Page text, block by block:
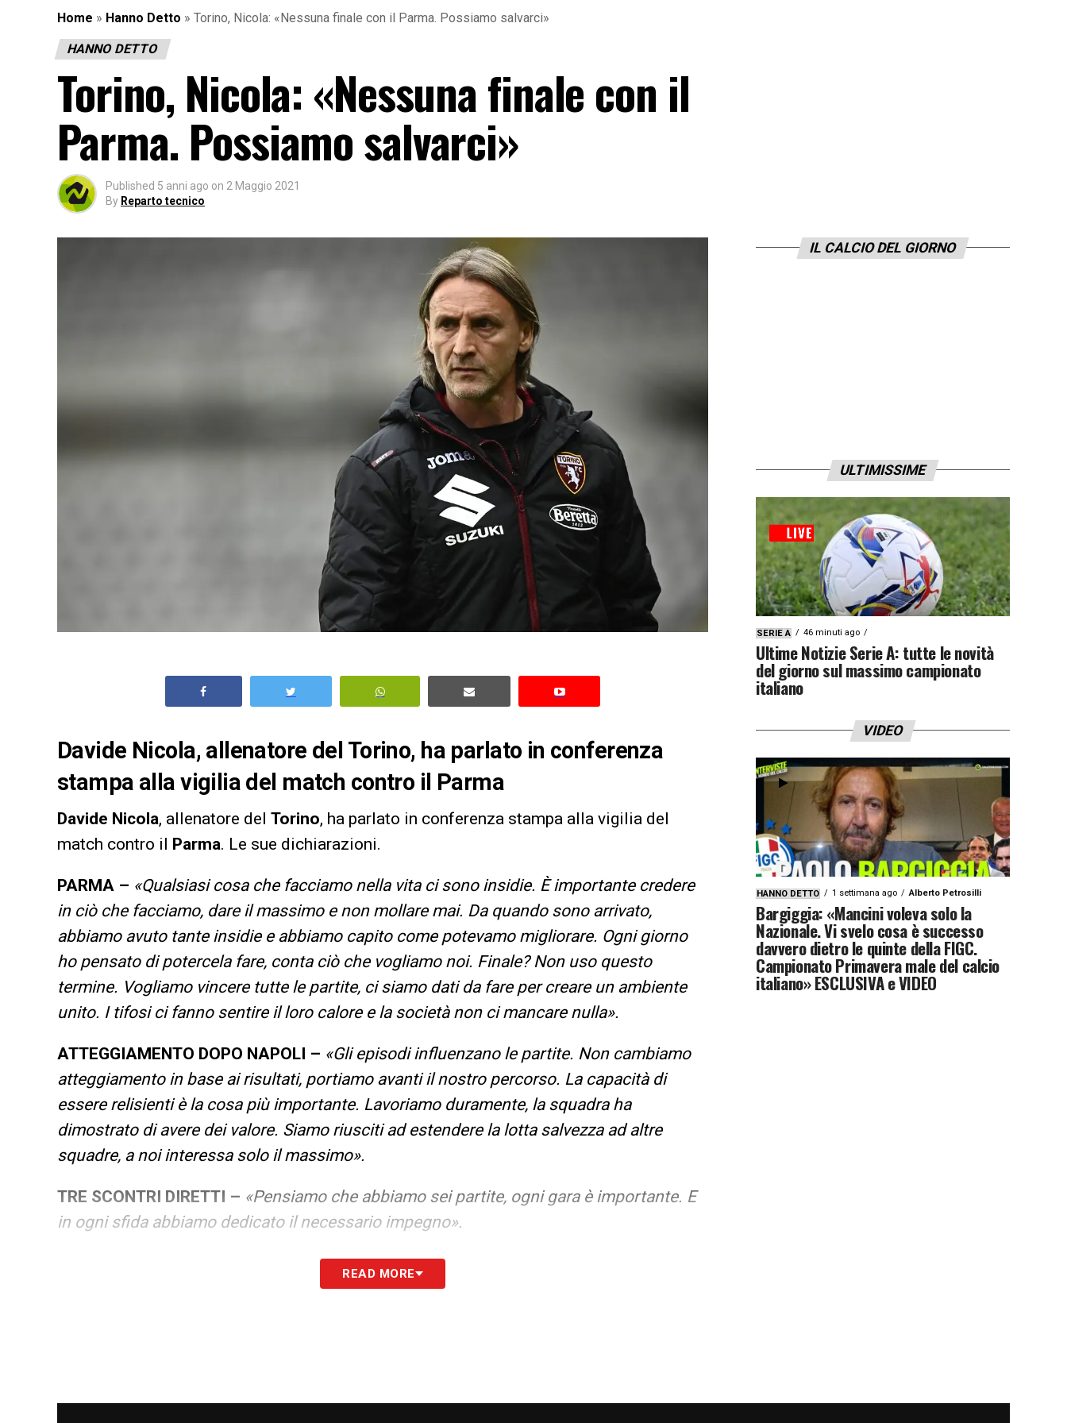
Home » Hanno Detto » Torino, Nicola: «Nessuna finale con il Parma. Possiamo salvarci»
HANNO DETTO
Torino, Nicola: «Nessuna finale con il
Parma. Possiamo salvarci»
Published 5 anni ago on 2 Maggio 2021
By Reparto tecnico
Davide Nicola, allenatore del Torino, ha parlato in conferenza
stampa alla vigilia del match contro il Parma
Davide Nicola, allenatore del Torino, ha parlato in conferenza stampa alla vigilia del
match contro il Parma. Le sue dichiarazioni.
PARMA – «Qualsiasi cosa che facciamo nella vita ci sono insidie. È importante credere
in ciò che facciamo, dare il massimo e non mollare mai. Da quando sono arrivato,
abbiamo avuto tante insidie e abbiamo capito come potevamo migliorare. Ogni giorno
ho pensato di potercela fare, conta ciò che vogliamo noi. Finale? Non uso questo
termine. Vogliamo vincere tutte le partite, ci siamo dati da fare per creare un ambiente
unito. I tifosi ci fanno sentire il loro calore e la società non ci mancare nulla».
ATTEGGIAMENTO DOPO NAPOLI – «Gli episodi influenzano le partite. Non cambiamo
atteggiamento in base ai risultati, portiamo avanti il nostro percorso. La capacità di
essere relisienti è la cosa più importante. Lavoriamo duramente, la squadra ha
dimostrato di avere dei valore. Siamo riusciti ad estendere la lotta salvezza ad altre
squadre, a noi interessa solo il massimo».
TRE SCONTRI DIRETTI – «Pensiamo che abbiamo sei partite, ogni gara è importante. E
in ogni sfida abbiamo dedicato il necessario impegno».
«Da giocatore, ma soprattutto da allenatore che hai responsabilità
personale aumenta ancora di più l’importanza. La storia si respira ovunque, è difficile al
READ MORE
IL CALCIO DEL GIORNO
ULTIMISSIME
SERIE A 46 minuti ago
Ultime Notizie Serie A: tutte le novità
del giorno sul massimo campionato
italiano
VIDEO
HANNO DETTO 1 settimana ago Alberto Petrosilli
Bargiggia: «Mancini voleva solo la
Nazionale. Vi svelo cosa è successo
davvero dietro le quinte della FIGC.
Campionato Primavera male del calcio
italiano» ESCLUSIVA e VIDEO